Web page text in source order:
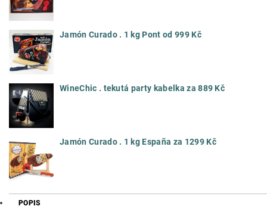
Jamón Curado . 1 kg Pont od 999 Kč
WineChic . tekutá party kabelka za 889 Kč
Jamón Curado . 1 kg España za 1299 Kč
POPIS